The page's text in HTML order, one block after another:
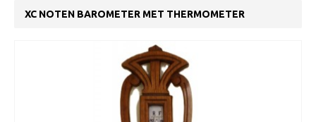
XC NOTEN BAROMETER MET THERMOMETER